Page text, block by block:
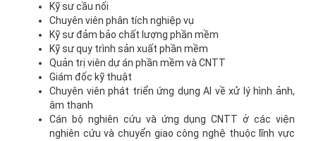
Kỹ sư cầu nối
Chuyên viên phân tích nghiệp vụ
Kỹ sư đảm bảo chất lượng phần mềm
Kỹ sư quy trình sản xuất phần mềm
Quản trị viên dự án phần mềm và CNTT
Giám đốc kỹ thuật
Chuyên viên phát triển ứng dụng AI về xử lý hình ảnh,
âm thanh
Cán bộ nghiên cứu và ứng dụng CNTT ở các viện
nghiên cứu và chuyển giao công nghệ thuộc lĩnh vực